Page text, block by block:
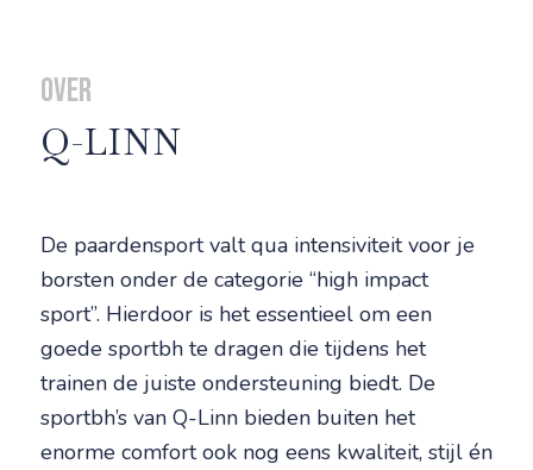
Over
Q-LINN
De paardensport valt qua intensiviteit voor je
borsten onder de categorie “high impact
sport”. Hierdoor is het essentieel om een
goede sportbh te dragen die tijdens het
trainen de juiste ondersteuning biedt. De
sportbh’s van Q-Linn bieden buiten het
enorme comfort ook nog eens kwaliteit, stijl én